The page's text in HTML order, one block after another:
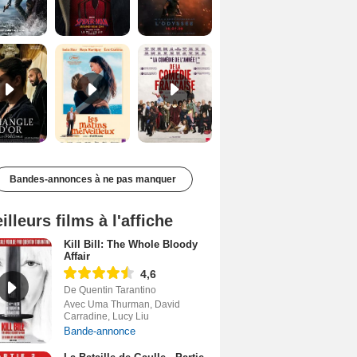
Le Triangle d'or Bande-annonce VF De la Comédie-Française Teaser VF
Bandes-annonces à ne pas manquer
films à l'affiche
Kill Bill: The Whole Bloody
Affair
4,6
De Quentin Tarantino
Avec Uma Thurman, David
Carradine, Lucy Liu
Bande-annonce